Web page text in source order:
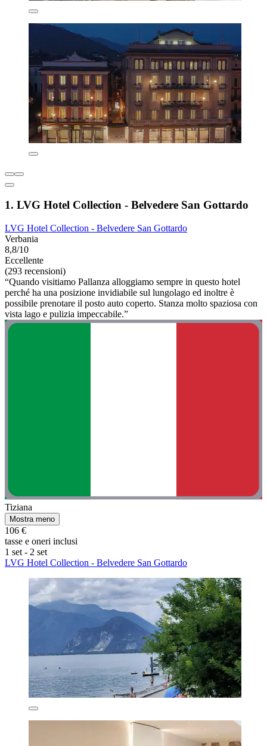
1. LVG Hotel Collection - Belvedere San Gottardo
LVG Hotel Collection - Belvedere San Gottardo
Verbania
8,8/10
Eccellente
(293 recensioni)
“Quando visitiamo Pallanza alloggiamo sempre in questo hotel
perché ha una posizione invidiabile sul lungolago ed inoltre è
possibile prenotare il posto auto coperto. Stanza molto spaziosa con
vista lago e pulizia impeccabile.”
Tiziana
Mostra meno
106 €
tasse e oneri inclusi
1 set - 2 set
LVG Hotel Collection - Belvedere San Gottardo